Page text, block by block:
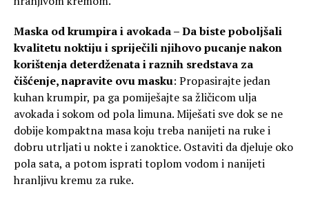
Maska od krumpira i avokada –Da biste poboljšali
kvalitetu noktiju i spriječili njihovo pucanje nakon
korištenja deterdženata i raznih sredstava za
čišćenje, napravite ovu masku: Propasirajte jedan
kuhan krumpir, pa ga pomiješajte sa žličicom ulja
avokada i sokom od pola limuna. Miješati sve dok se ne
dobije kompaktna masa koju treba nanijeti na ruke i
dobru utrljati u nokte i zanoktice. Ostaviti da djeluje oko
pola sata, a potom isprati toplom vodom i nanijeti
hranljivu kremu za ruke.